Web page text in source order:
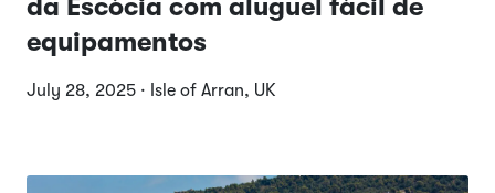
da Escócia com aluguel fácil de
equipamentos
July 28, 2025 · Isle of Arran, UK